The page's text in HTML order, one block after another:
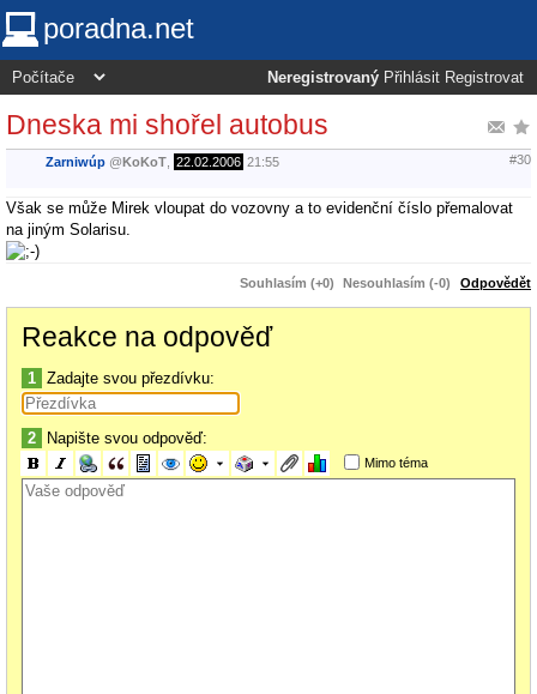
poradna.net
Neregistrovaný Přihlásit Registrovat
Dneska mi shořel autobus
Zarniwúp @KoKoT 22.02.2006 21:55 #30
Však se může Mirek vloupat do vozovny a to evidenční číslo přemalovat
na jiným Solarisu.
Souhlasím (+0) Nesouhlasím (-0) Odpovědět
Reakce na odpověď
1 Zadajte svou přezdívku:
2 Napište svou odpověď:
Mimo téma